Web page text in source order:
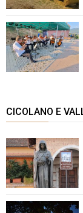
CICOLANO E